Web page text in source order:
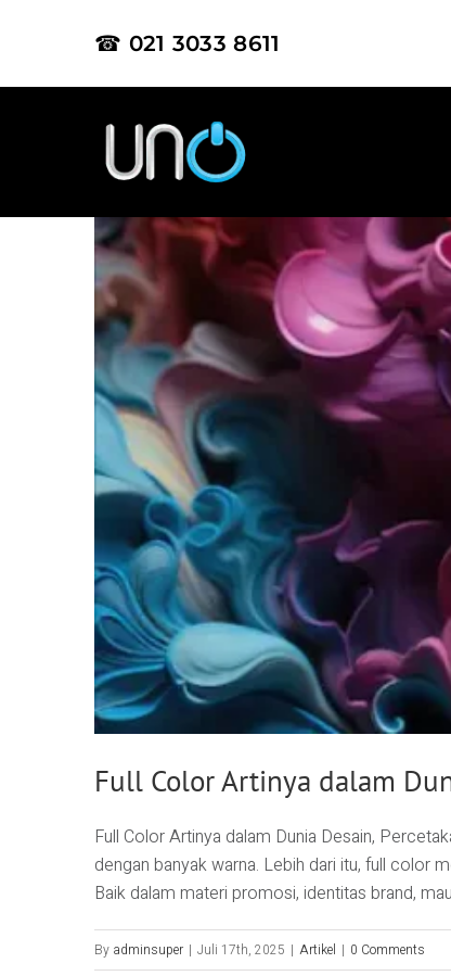
☎ 021 3033 8611
Full Color Artinya dalam
Full Color Artinya dalam Dunia Desain,
dengan banyak warna. Lebih dari itu, full color
Baik dalam materi promosi, identitas brand,
By adminsuper | Juli 17th, 2025 | Artikel | 0 Comments